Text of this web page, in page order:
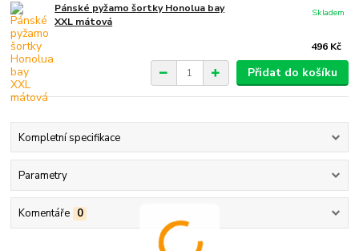
Pánské pyžamo šortky Honolua bay
XXL mátová
496 Kč
Skladem
Přidat do košíku
Kompletní specifikace
Parametry
Komentáře 0